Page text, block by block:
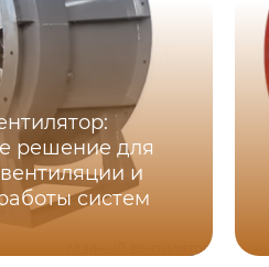
решение для
и
систем